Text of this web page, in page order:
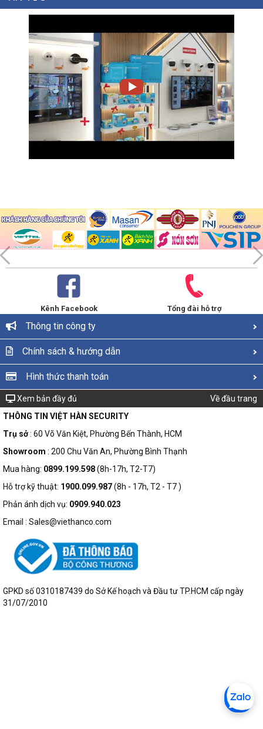
Kênh Facebook Tổng đài hỗ trợ
Thông tin công ty
Chính sách & hướng dẫn
Hình thức thanh toán
Xem bản đầy đủ
Về đầu trang
THÔNG TIN VIỆT HÀN SECURITY
Trụ sở: 60 Võ Văn Kiệt, Phường Bến Thành, HCM
Showroom : 200 Chu Văn An, Phường Bình Thạnh
Mua hàng: 0899.199.598(8h-17h, T2-T7)
Hỗ trợ kỹ thuật: 1900.099.987(8h - 17h, T2 - T7 )
Phản ánh dịch vụ: 0909.940.023
Email : Sales@viethanco.com
GPKD số 0310187439 do Sở Kế hoạch và Đầu tư TP.HCM cấp ngày
31/07/2010